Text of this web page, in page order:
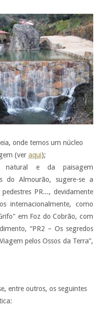
onde temos um núcleo
(ver aqui);
natural e da paisagem
do Almourão, sugere-se a
PR..., devidamente
internacionalmente, como
em Foz do Cobrão, com
“PR2 – Os segredos
pelos Ossos da Terra”,
entre outros, os seguintes